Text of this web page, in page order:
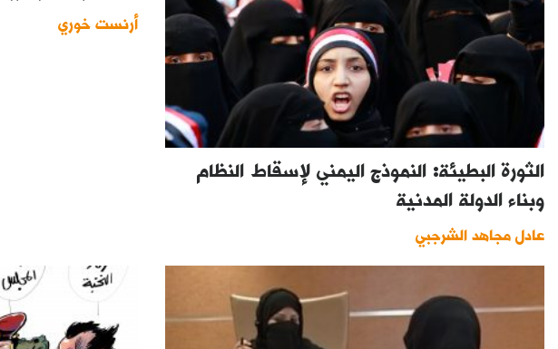
الثورة البطيئة: النموذج اليمني لإسقاط النظام
وبناء الدولة المدنية
عادل مجاهد الشرجبي
أرنست خوري